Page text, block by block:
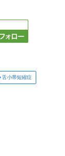
舌小帯短縮症